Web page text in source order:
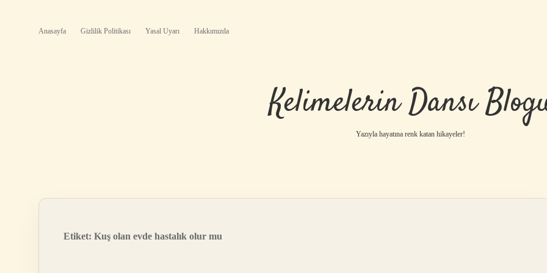
Anasayfa Gizlilik Politikası Yasal Uyarı Hakkımızda
Kelimelerin Dansı
Yazıyla hayatına renk katan hikayeler!
Etiket: Kuş olan evde hastalık olur mu